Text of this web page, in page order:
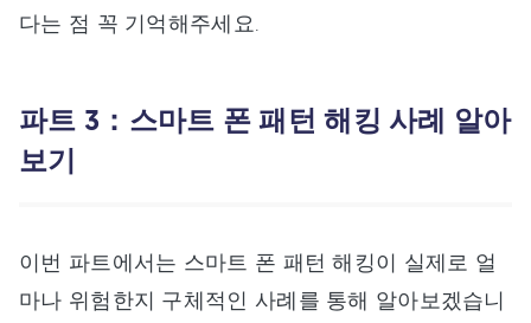
다는 점 꼭 기억해주세요.
파트 3：스마트 폰 패턴 해킹 사례 알아
보기
이번 파트에서는 스마트 폰 패턴 해킹이 실제로 얼
마나 위험한지 구체적인 사례를 통해 알아보겠습니